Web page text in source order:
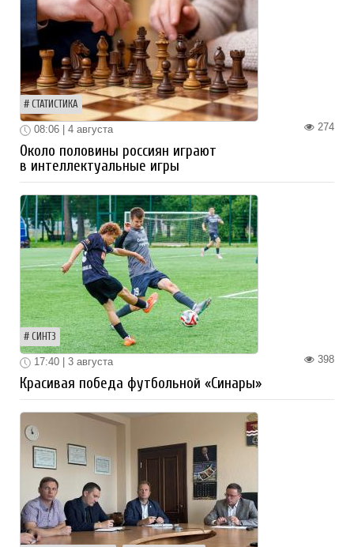
СТАТИСТИКА
274
08:06 | 4 августа
Около половины россиян играют
в интеллектуальные игры
СИНТЗ
398
17:40 | 3 августа
Красивая победа футбольной «Синары»